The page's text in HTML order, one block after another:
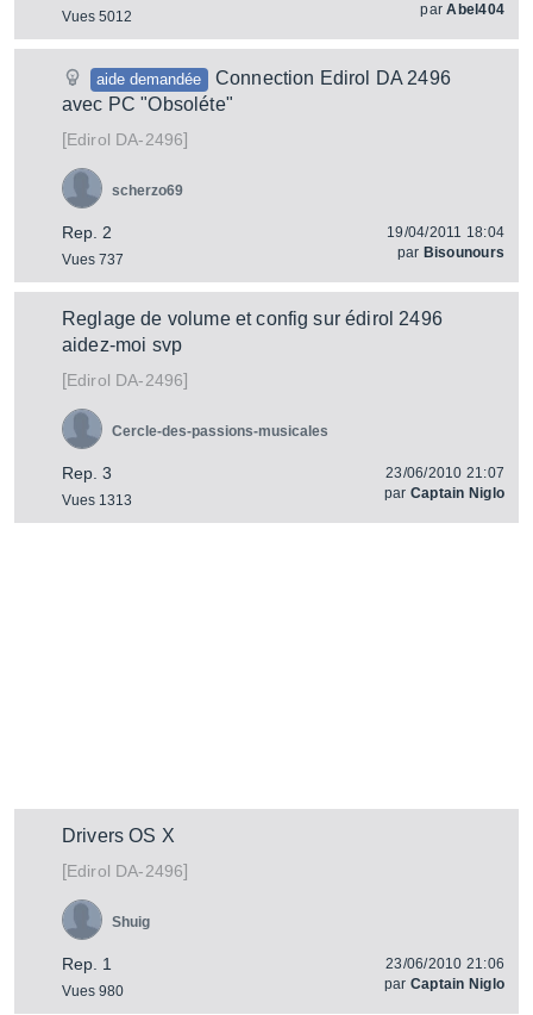
Vues 5012
parAbel404
aide demandée
Connection Edirol DA 2496
avec PC "Obsoléte"
[Edirol DA-2496]
Rep. 2
Vues 737
scherzo69
19/04/2011 18:04
par Bisounours
Reglage de volume et config sur édirol 2496
aidez-moi svp
[Edirol DA-2496]
Rep. 3
Vues 1313
Cercle-des-passions-musicales
23/06/2010 21:07
par Captain Niglo
Drivers OS X
[Edirol DA-2496]
Rep. 1
Vues 980
Shuig
23/06/2010 21:06
par Captain Niglo